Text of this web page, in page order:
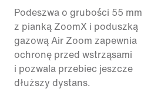
Podeszwa o grubości 55 mm
z pianką ZoomX i poduszką
gazową Air Zoom zapewnia
ochronę przed wstrząsami
i pozwala przebiec jeszcze
dłuższy dystans.